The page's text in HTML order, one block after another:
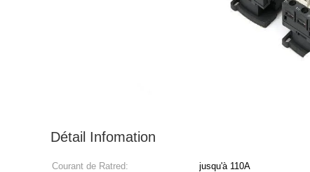
Détail Infomation
Courant de Ratred: jusqu'à 110A